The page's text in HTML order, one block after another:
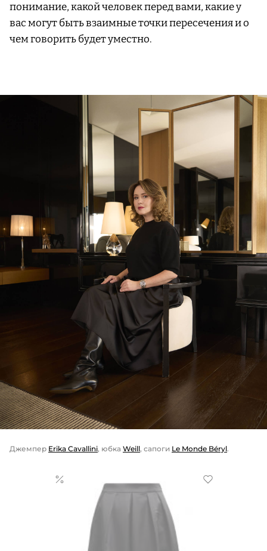
понимание, какой человек перед вами, какие у
вас могут быть взаимные точки пересечения и о
чем говорить будет уместно.
Джемпер Erika Cavallini, юбка Weill, сапоги Le Monde Béryl.